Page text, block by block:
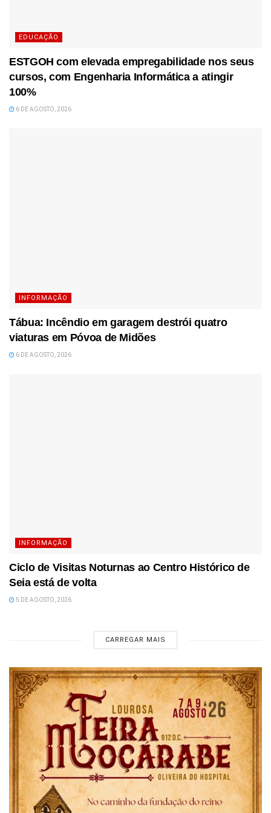
EDUCAÇÃO
ESTGOH com elevada empregabilidade nos seus
cursos, com Engenharia Informática a atingir
100%
6 DE AGOSTO, 2026
INFORMAÇÃO
Tábua: Incêndio em garagem destrói quatro
viaturas em Póvoa de Midões
6 DE AGOSTO, 2026
INFORMAÇÃO
Ciclo de Visitas Noturnas ao Centro Histórico de
Seia está de volta
5 DE AGOSTO, 2026
CARREGAR MAIS